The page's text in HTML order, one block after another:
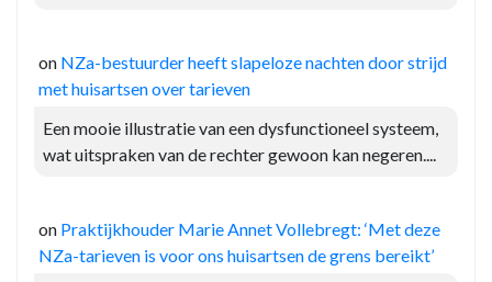
on NZa-bestuurder heeft slapeloze nachten door strijd
met huisartsen over tarieven
Een mooie illustratie van een dysfunctioneel systeem,
wat uitspraken van de rechter gewoon kan negeren....
on Praktijkhouder Marie Annet Vollebregt: ‘Met deze
NZa-tarieven is voor ons huisartsen de grens bereikt’